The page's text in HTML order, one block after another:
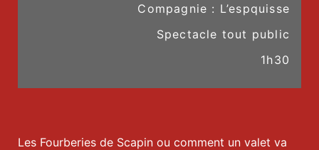
Compagnie : L’espquisse
Spectacle tout public
1h30
Les Fourberies de Scapin ou comment un valet va